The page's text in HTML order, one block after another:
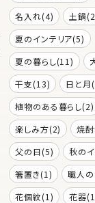
名入れ(4)
土鍋
夏のインテリア(5)
夏の暮らし(11)
干支(13)
日と月
植物のある暮らし(2)
楽しみ方(2)
焼
父の日(5)
秋の
箸置き(1)
職人
花個紋(1)
花器